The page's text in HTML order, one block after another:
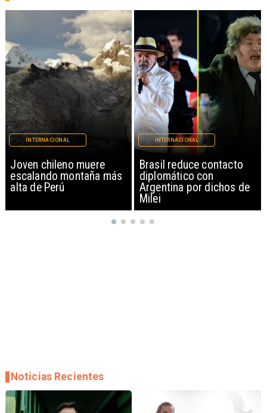
Brasil reduce contacto
diplomático con
Argentina por dichos de
INTERNACIONAL
China restringe
exportación de drones a
EEUU y sanciona
empresas
INTERNACIONAL
Noticias Recientes